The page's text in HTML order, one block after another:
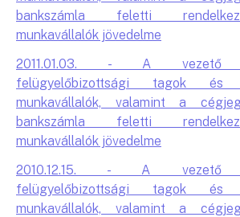
bankszámla feletti
munkavállalók jövedelme
2011.01.03. - A vezető
felügyelőbizottsági tagok és
munkavállalók, valamint a
bankszámla feletti
munkavállalók jövedelme
2010.12.15. - A vezető
felügyelőbizottsági tagok és
munkavállalók, valamint a